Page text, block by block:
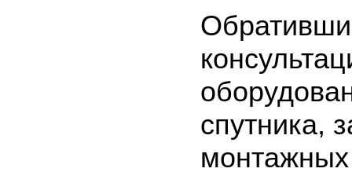
спутника,
монтажных